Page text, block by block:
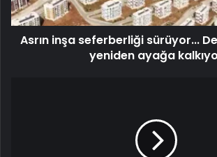
Asrın inşa seferberliği sürüyor...
yeniden ayağa